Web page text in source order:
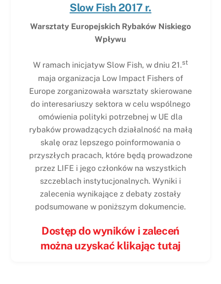
Slow Fish 2017 r.
Warsztaty Europejskich Rybaków Niskiego
Wpływu
W ramach inicjatyw Slow Fish, w dniu 21.st
maja organizacja Low Impact Fishers of
Europe zorganizowała warsztaty skierowane
do interesariuszy sektora w celu wspólnego
omówienia polityki potrzebnej w UE dla
rybaków prowadzących działalność na małą
skalę oraz lepszego poinformowania o
przyszłych pracach, które będą prowadzone
przez LIFE i jego członków na wszystkich
szczeblach instytucjonalnych. Wyniki i
zalecenia wynikające z debaty zostały
podsumowane w poniższym dokumencie.
Dostęp do wyników i zaleceń
można uzyskać klikając tutaj